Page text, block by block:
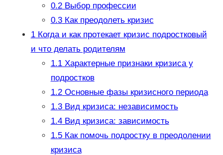
0.2Выбор профессии
0.3Как преодолеть кризис
1Когда и как протекает кризис подростковый
и что делать родителям
1.1Характерные признаки кризиса у
подростков
1.2Основные фазы кризисного периода
1.3Вид кризиса: независимость
1.4Вид кризиса: зависимость
1.5Как помочь подростку в преодолении
кризиса